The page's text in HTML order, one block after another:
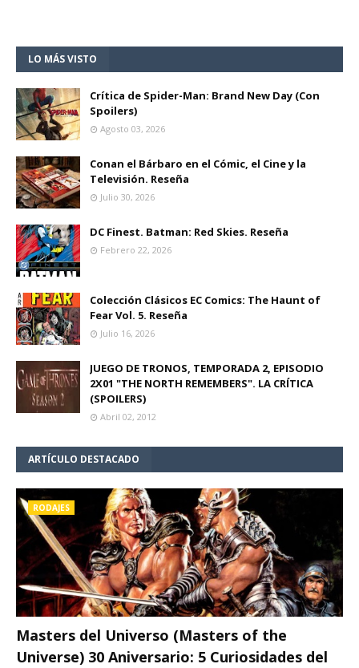
LO MÁS VISTO
Crítica de Spider-Man: Brand New Day (Con
Spoilers)
Agosto 03, 2026
Conan el Bárbaro en el Cómic, el Cine y la
Televisión. Reseña
Julio 30, 2026
DC Finest. Batman: Red Skies. Reseña
Febrero 22, 2026
Colección Clásicos EC Comics: The Haunt of
Fear Vol. 5. Reseña
Julio 16, 2026
JUEGO DE TRONOS, TEMPORADA 2, EPISODIO
2X01 "THE NORTH REMEMBERS". LA CRÍTICA
(SPOILERS)
Abril 02, 2012
ARTÍCULO DESTACADO
RODAJES
Masters del Universo (Masters of the
Universe) 30 Aniversario: 5 Curiosidades del